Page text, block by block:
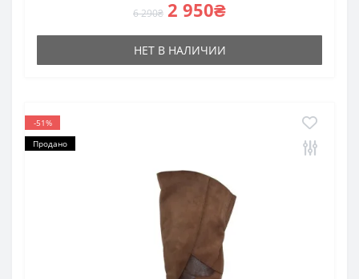
6 290₴ 2 950₴
НЕТ В НАЛИЧИИ
-51%
Продано